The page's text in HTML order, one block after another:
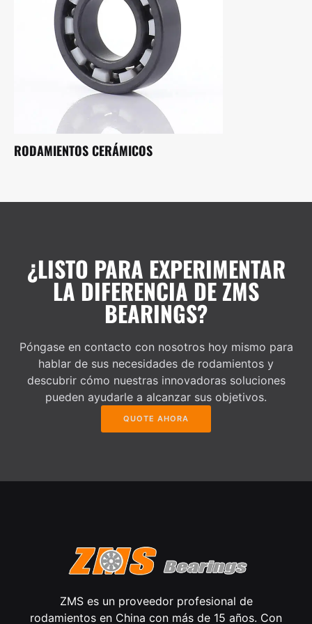
RODAMIENTOS CERÁMICOS
¿LISTO PARA EXPERIMENTAR
LA DIFERENCIA DE ZMS
BEARINGS?
Póngase en contacto con nosotros hoy mismo para
hablar de sus necesidades de rodamientos y
descubrir cómo nuestras innovadoras soluciones
pueden ayudarle a alcanzar sus objetivos.
QUOTE AHORA
ZMS es un proveedor profesional de
rodamientos en China con más de 15 años. Con